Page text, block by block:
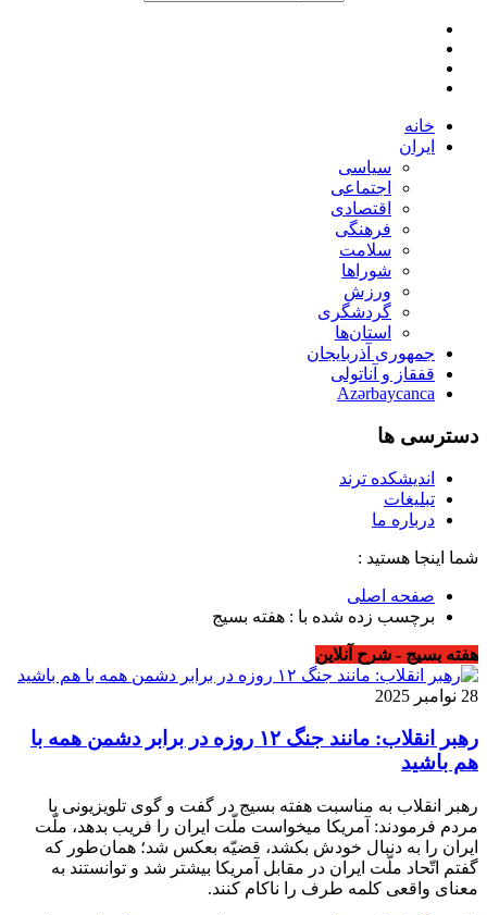
خانه
ایران
سیاسی
اجتماعی
اقتصادی
فرهنگی
سلامت
شوراها
ورزش
گردشگری
استان‌ها
جمهوری آذربایجان
قفقاز و آناتولی
Azərbaycanca
دسترسی ها
اندیشکده ترند
تبلیغات
درباره ما
شما اینجا هستید :
صفحه اصلی
برچسب زده شده با : هفته بسیج
هفته بسیج - شرح آنلاین
28 نوامبر 2025
رهبر انقلاب: مانند جنگ ۱۲ روزه در برابر دشمن همه با
هم باشید
رهبر انقلاب به مناسبت هفته بسیج در گفت و گوی تلویزیونی با
مردم فرمودند: آمریکا میخواست ملّت ایران را فریب بدهد، ملّت
ایران را به دنبال خودش بکشد، قضیّه بعکس شد؛ همان‌طور که
گفتم اتّحاد ملّت ایران در مقابل آمریکا بیشتر شد و توانستند به
معنای واقعی کلمه طرف را ناکام کنند.